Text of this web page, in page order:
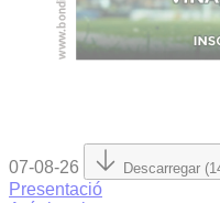
07-08-26 Descarregar
Presentació